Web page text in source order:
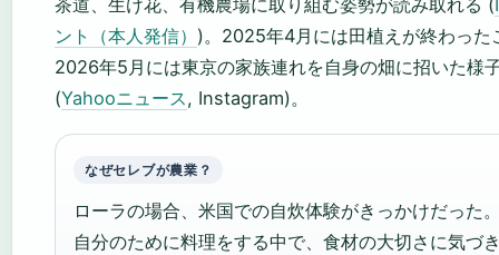
茶道、生け花、有機農場に取り組む姿勢が読み取れる (
ント（本人発信） )。2025年4月には田植えが終わった
2026年5月には東京の家族連れを自身の畑に招いた様
(Yahooニュース, Instagram)。
なぜセレブが農業？
ローラの場合、米国での自炊体験がきっかけだった
自分のために料理をする中で、食材の大切さに気づ